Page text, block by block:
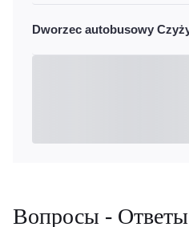
Dworzec autobusowy
Вопросы - Ответы